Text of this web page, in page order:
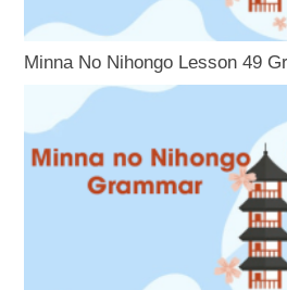
Minna No Nihongo Lesson 49